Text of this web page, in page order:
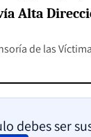
Alta
de las
debes ser